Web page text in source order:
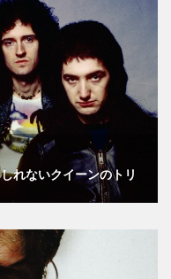
れないクイーンのトリ